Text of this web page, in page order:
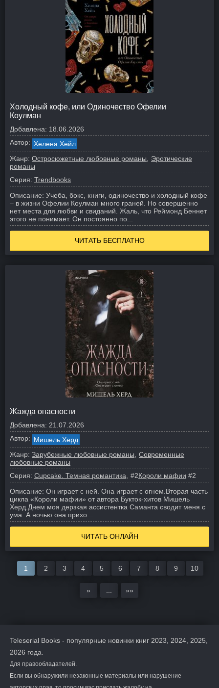
Холодный кофе, или Одиночество Офелии
Коулман
Добавлена: 18.06.2026
Автор: Хелена Хейл
Жанр: Остросюжетные любовные романы
Эротические
романы
Серия: Trendbooks
Описание: Учеба, бокс, книги, одиночество и холодный кофе
– в жизни Офелии Коулман много граней. Но совершенно
нет места для любви и свиданий. Жаль, что Реймонд Беннет
этого не понимает. Он постоянно по...
ЧИТАТЬ БЕСПЛАТНО
Жажда опасности
Добавлена: 21.07.2026
Автор: Мишель Херд
Жанр: Зарубежные любовные романы
Современные
любовные романы
Серия: Cupcake. Темная романтика #2Короли мафии #2
Описание: Он играет с ней. Она играет с огнем. Вторая часть
цикла «Короли мафии» от автора Букток-хитов Мишель
Херд. Днем моя дерзкая ассистентка Саманта сводит меня с
ума. А ночью она прихо...
ЧИТАТЬ ОНЛАЙН
1 2 3 4 5 6 7 8 9 10
» »»
Teleserial Books - популярные новинки книг 2023, 2024, 2025,
2026 года.
Для правообладателей.
Если вы обнаружили незаконные материалы или нарушение